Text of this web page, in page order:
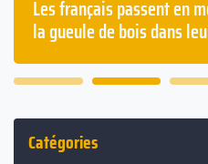
Les français passent en
la gueule de bois dans
Catégories